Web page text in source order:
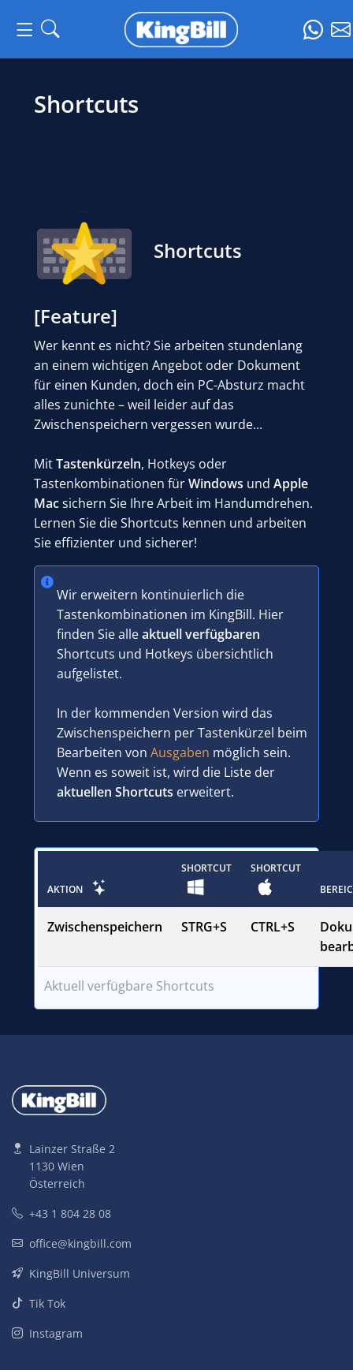
Shortcuts
Shortcuts
[Feature]
Wer kennt es nicht? Sie arbeiten stundenlang
an einem wichtigen Angebot oder Dokument
für einen Kunden, doch ein PC-Absturz macht
alles zunichte – weil leider auf das
Zwischenspeichern vergessen wurde...
MitTastenkürzeln, Hotkeys oder
Tastenkombinationen fürWindows undApple
Macsichern Sie Ihre Arbeit im Handumdrehen.
Lernen Sie die Shortcuts kennen und arbeiten
Sie effizienter und sicherer!
Wir erweitern kontinuierlich die
Tastenkombinationen im KingBill. Hier
finden Sie alleaktuell verfügbaren
Shortcuts und Hotkeys übersichtlich
aufgelistet.
In der kommenden Version wird das
Zwischenspeichern per Tastenkürzel beim
Bearbeiten vonAusgaben möglich sein.
Wenn es soweit ist, wird die Liste der
aktuellen Shortcuts erweitert.
Aktuell verfügbare Shortcuts
AKTION
SHORTCUT
SHORTCUT
Zwischenspeichern STRG+S CTRL+S
Lainzer Straße 2
1130 Wien
Österreich
+43 1 804 28 08
office@kingbill.com
KingBill Universum
Tik Tok
Instagram